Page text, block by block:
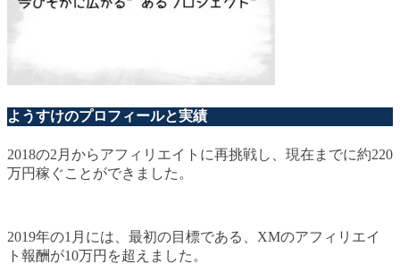
ようすけのプロフィールと実績
2018の2月からアフィリエイトに再挑戦し、現在までに約220
万円稼ぐことができました。
2019年の1月には、最初の目標である、XMのアフィリエイ
ト報酬が10万円を超えました。